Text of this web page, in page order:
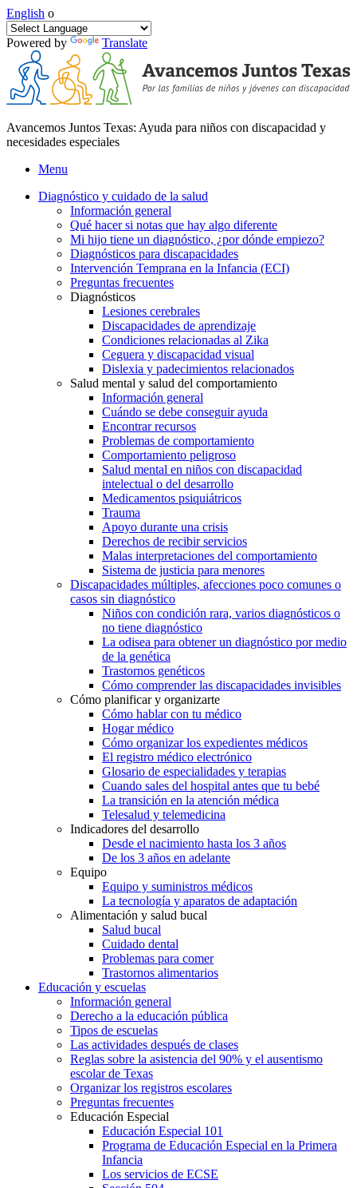
English o
Powered by Translate
Avancemos Juntos Texas: Ayuda para niños con discapacidad y
necesidades especiales
Menu
Diagnóstico y cuidado de la salud
Información general
Qué hacer si notas que hay algo diferente
Mi hijo tiene un diagnóstico, ¿por dónde empiezo?
Diagnósticos para discapacidades
Intervención Temprana en la Infancia (ECI)
Preguntas frecuentes
Diagnósticos
Lesiones cerebrales
Discapacidades de aprendizaje
Condiciones relacionadas al Zika
Ceguera y discapacidad visual
Dislexia y padecimientos relacionados
Salud mental y salud del comportamiento
Información general
Cuándo se debe conseguir ayuda
Encontrar recursos
Problemas de comportamiento
Comportamiento peligroso
Salud mental en niños con discapacidad
intelectual o del desarrollo
Medicamentos psiquiátricos
Trauma
Apoyo durante una crisis
Derechos de recibir servicios
Malas interpretaciones del comportamiento
Sistema de justicia para menores
Discapacidades múltiples, afecciones poco comunes o
casos sin diagnóstico
Niños con condición rara, varios diagnósticos o
no tiene diagnóstico
La odisea para obtener un diagnóstico por medio
de la genética
Trastornos genéticos
Cómo comprender las discapacidades invisibles
Cómo planificar y organizarte
Cómo hablar con tu médico
Hogar médico
Cómo organizar los expedientes médicos
El registro médico electrónico
Glosario de especialidades y terapias
Cuando sales del hospital antes que tu bebé
La transición en la atención médica
Telesalud y telemedicina
Indicadores del desarrollo
Desde el nacimiento hasta los 3 años
De los 3 años en adelante
Equipo
Equipo y suministros médicos
La tecnología y aparatos de adaptación
Alimentación y salud bucal
Salud bucal
Cuidado dental
Problemas para comer
Trastornos alimentarios
Educación y escuelas
Información general
Derecho a la educación pública
Tipos de escuelas
Las actividades después de clases
Reglas sobre la asistencia del 90% y el ausentismo
escolar de Texas
Organizar los registros escolares
Preguntas frecuentes
Educación Especial
Educación Especial 101
Programa de Educación Especial en la Primera
Infancia
Los servicios de ECSE